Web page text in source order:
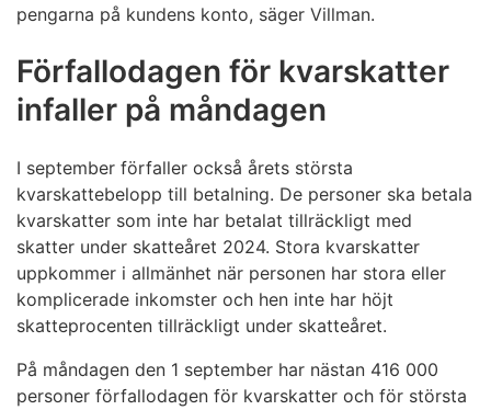
pengarna på kundens konto, säger Villman.
Förfallodagen för kvarskatter
infaller på måndagen
I september förfaller också årets största
kvarskattebelopp till betalning. De personer ska betala
kvarskatter som inte har betalat tillräckligt med
skatter under skatteåret 2024. Stora kvarskatter
uppkommer i allmänhet när personen har stora eller
komplicerade inkomster och hen inte har höjt
skatteprocenten tillräckligt under skatteåret.
På måndagen den 1 september har nästan 416 000
personer förfallodagen för kvarskatter och för största